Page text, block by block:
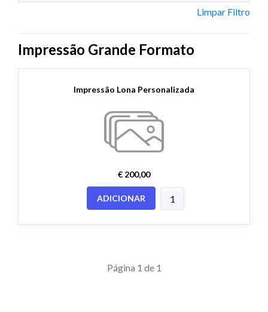
Limpar Filtro
Impressão Grande Formato
Impressão Lona Personalizada
€ 200,00
ADICIONAR
Página 1 de 1